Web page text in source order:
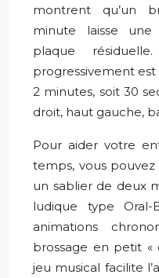
montrent qu’un
minute laisse une
plaque
progressivement
2 minutes, soit 30
droit, haut gauche,
Pour aider votre
temps, vous
un sablier de deux
ludique type
animations
brossage en petit
jeu musical facilite